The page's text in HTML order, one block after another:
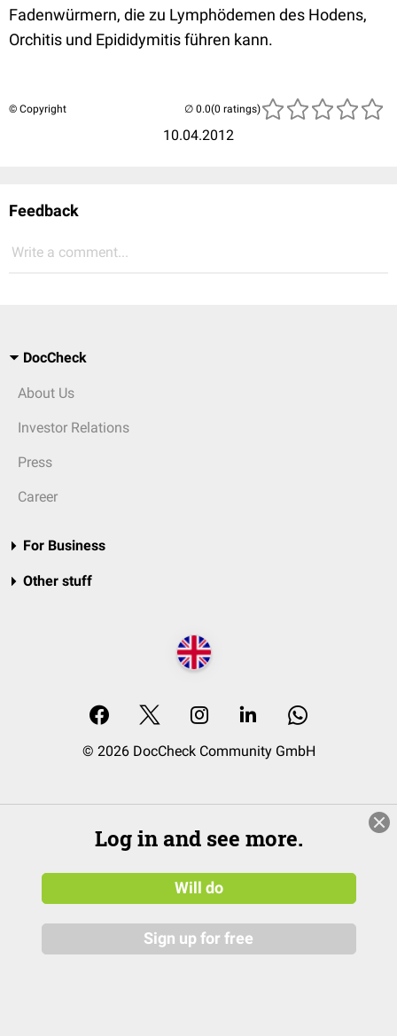
Fadenwürmern, die zu Lymphödemen des Hodens,
Orchitis und Epididymitis führen kann.
© Copyright
10.04.2012
(0 ratings)
Feedback
Write a comment...
DocCheck
About Us
Investor Relations
Press
Career
For Business
Other stuff
© 2026 DocCheck Community GmbH
Log in and see more.
Will do
Sign up for free